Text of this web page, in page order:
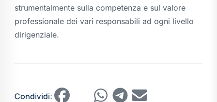
strumentalmente sulla competenza e sul valore
professionale dei vari responsabili ad ogni livello
dirigenziale.
Condividi: